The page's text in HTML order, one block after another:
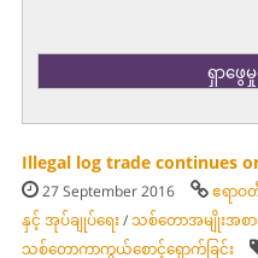
Illegal log trade continues
27 September 2016 ဧရာဝ
နှင့် အုပ်ချုပ်ရေး/သစ်တောအမျိုးအစား
သစ်တောကာကွယ်စောင့်ရှောက်ခြင်း